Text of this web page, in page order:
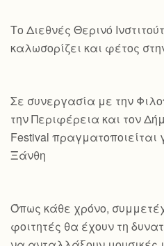
Το Διεθνές Θερινό
καλωσορίζει και φέτος
Σε συνεργασία με την
την Περιφέρεια και τον
Festival πραγματοποιείται
Ξάνθη
Όπως κάθε χρόνο,
φοιτητές θα έχουν τη